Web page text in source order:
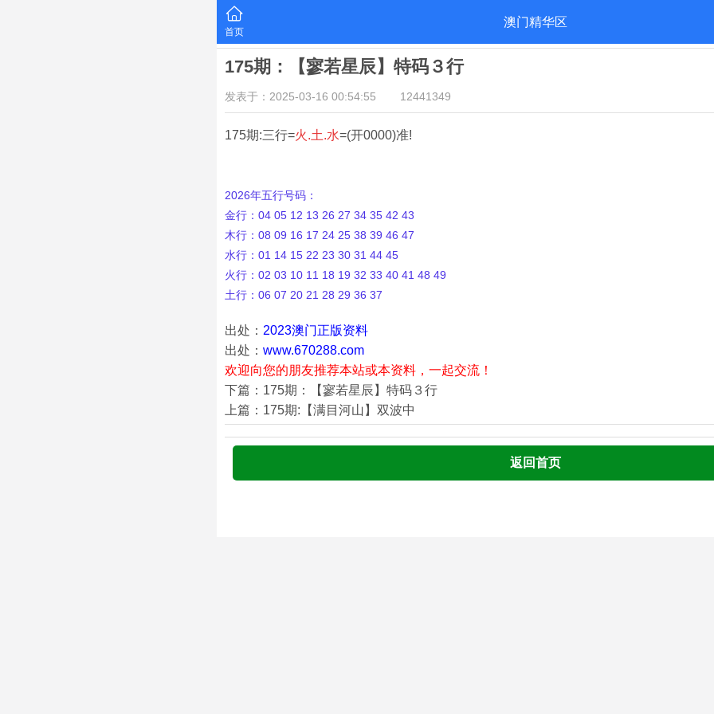
首页
澳门精华区
175期：【寥若星辰】特码３行
发表于：2025-03-16 00:54:55 12441349
175期:三行=火.土.水=(开0000)准!
2026年五行号码：
金行：04 05 12 13 26 27 34 35 42 43
木行：08 09 16 17 24 25 38 39 46 47
水行：01 14 15 22 23 30 31 44 45
火行：02 03 10 11 18 19 32 33 40 41 48 49
土行：06 07 20 21 28 29 36 37
出处： 2023澳门正版资料
出处： www.670288.com
欢迎向您的朋友推荐本站或本资料，一起交流！
下篇：175期：【寥若星辰】特码３行
上篇：175期:【满目河山】双波中
返回首页